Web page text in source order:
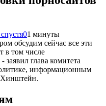
01 минуты
обсудим сейчас все эти
в том числе
глава комитета
информационным
Хинштейн.